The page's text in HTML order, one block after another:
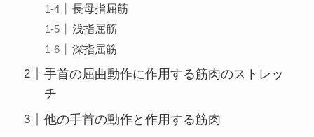
長母指屈筋
浅指屈筋
深指屈筋
手首の屈曲動作に作用する筋肉のストレッ
チ
他の手首の動作と作用する筋肉